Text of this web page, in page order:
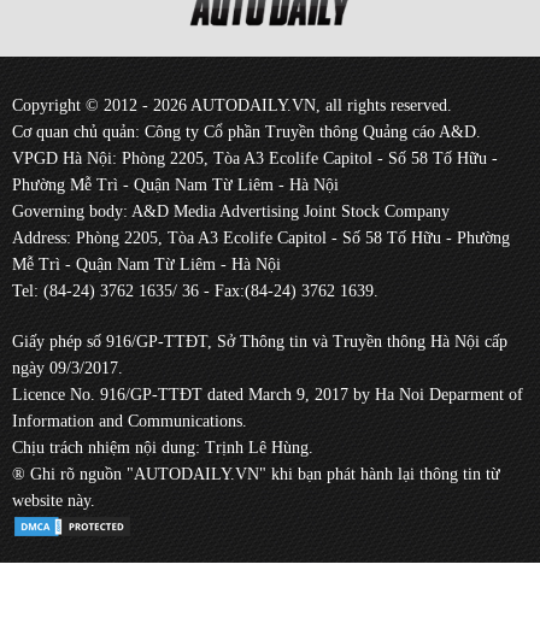
Copyright © 2012 - 2026 AUTODAILY.VN, all rights reserved.
Cơ quan chủ quản: Công ty Cổ phần Truyền thông Quảng cáo A&D.
VPGD Hà Nội: Phòng 2205, Tòa A3 Ecolife Capitol - Số 58 Tố Hữu -
Phường Mễ Trì - Quận Nam Từ Liêm - Hà Nội
Governing body: A&D Media Advertising Joint Stock Company
Address: Phòng 2205, Tòa A3 Ecolife Capitol - Số 58 Tố Hữu - Phường
Mễ Trì - Quận Nam Từ Liêm - Hà Nội
Tel: (84-24) 3762 1635/ 36 - Fax:(84-24) 3762 1639.
Giấy phép số 916/GP-TTĐT, Sở Thông tin và Truyền thông Hà Nội cấp
ngày 09/3/2017.
Licence No. 916/GP-TTĐT dated March 9, 2017 by Ha Noi Deparment of
Information and Communications.
Chịu trách nhiệm nội dung: Trịnh Lê Hùng.
® Ghi rõ nguồn "AUTODAILY.VN" khi bạn phát hành lại thông tin từ
website này.